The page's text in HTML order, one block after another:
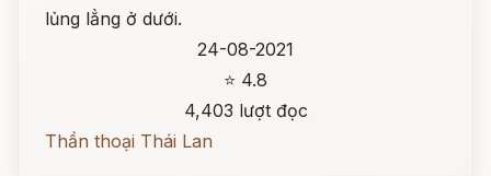
lủng lẳng ở dưới.
24-08-2021
⭐ 4.8
4,403 lượt đọc
Thần thoại Thái Lan